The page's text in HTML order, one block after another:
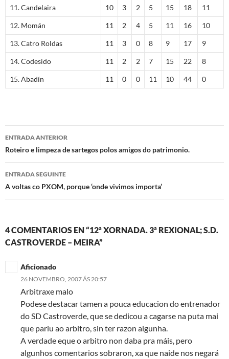
11. Candelaira 10 3 2 5 15 18 11
12. Momán 11 2 4 5 11 16 10
13. Catro Roldas 11 3 0 8 9 17 9
14. Codesido 11 2 2 7 15 22 8
15. Abadín 11 0 0 11 10 44 0
Navegación
de
artigos
ENTRADA ANTERIOR
Roteiro e limpeza de sartegos polos amigos do patrimonio.
ENTRADA SEGUINTE
A voltas co PXOM, porque ‘onde vivimos importa’
4 COMENTARIOS EN “12ª XORNADA. 3ª REXIONAL; S.D.
CASTROVERDE – MEIRA”
Aficionado
26 NOVEMBRO, 2007 ÁS 20:57
Arbitraxe malo
Podese destacar tamen a pouca educacion do entrenador
do SD Castroverde, que se dedicou a cagarse na puta mai
que pariu ao arbitro, sin ter razon algunha.
A verdade eque o arbitro non daba pra máis, pero
algunhos comentarios sobraron, xa que naide nos negará